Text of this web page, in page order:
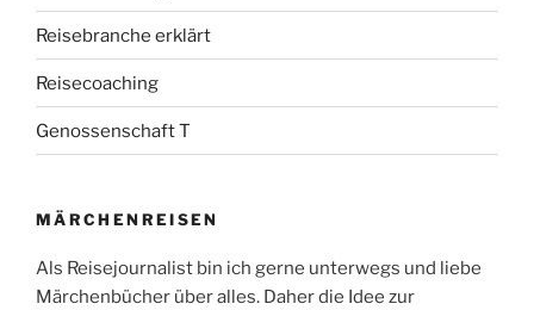
Reisebranche erklärt
Reisecoaching
Genossenschaft T
MÄRCHENREISEN
Als Reisejournalist bin ich gerne unterwegs und liebe
Märchenbücher über alles. Daher die Idee zur